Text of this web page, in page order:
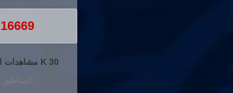
16669
30 K مشاهدات المطعم
المناطق